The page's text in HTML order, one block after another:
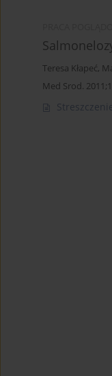
Teresa Kłapeć,
Med Srod.